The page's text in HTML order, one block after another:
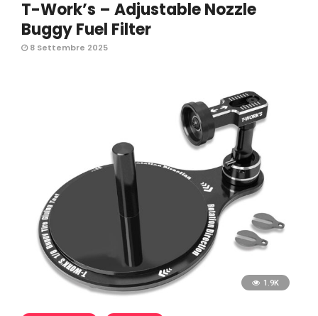
T-Work’s – Adjustable Nozzle
Buggy Fuel Filter
8 Settembre 2025
1.9K